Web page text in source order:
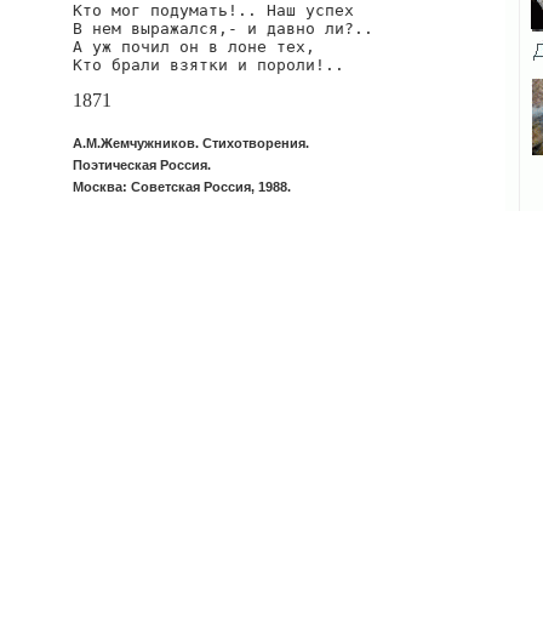
Кто мог подумать!.. Наш успех
В нем выражался,- и давно ли?..
А уж почил он в лоне тех,
Кто брали взятки и пороли!..
1871
А.М.Жемчужников. Стихотворения.
Поэтическая Россия.
Москва: Советская Россия, 1988.